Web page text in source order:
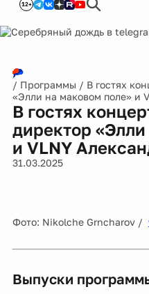
12+
/ Программы / В гостях
«Элли на маковом поле» и
В гостях
директор
и VLNY
31.03.2025
Фото: Nikolche Grncharov /
Выпуски